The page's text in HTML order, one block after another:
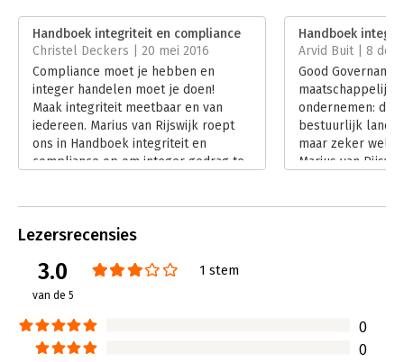
Verschijningsdatum:
20-10-2015
Hoofdrubriek: Algemeen management
Handboek integriteit en compliance
Christel Deckers | 20 mei 2016
Compliance moet je hebben en
integer handelen moet je doen!
Maak integriteit meetbaar en van
iedereen. Marius van Rijswijk roept
ons in Handboek integriteit en
compliance op om integer gedrag te
Compliance zonder integer gedrag is
Lees verder
Handboek
Arvid Buit | 8
Good
maatschappelijk
ondernemen: die
bestuurlijk
maar zeker wel
Marius van
Lezersrecensies
3.0
van de 5
1 stem
0
0